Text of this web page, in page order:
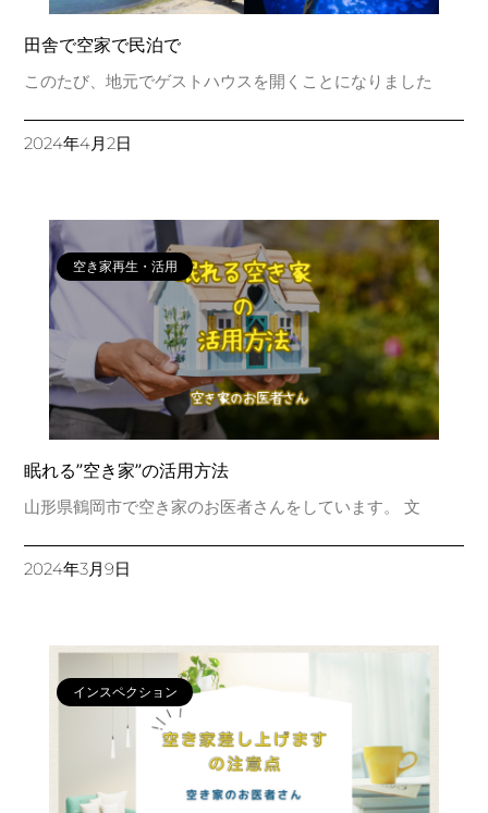
田舎で空家で民泊で
このたび、地元でゲストハウスを開くことになりました
2024年4月2日
空き家再生・活用
眠れる”空き家”の活用方法
山形県鶴岡市で空き家のお医者さんをしています。 文
2024年3月9日
インスペクション